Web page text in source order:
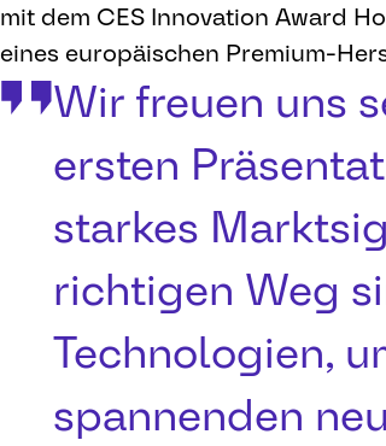
mit dem CES Innovation Award
eines europäischen Premium-
Wir freuen uns
ersten
starkes
richtigen Weg
Technologien,
spannenden